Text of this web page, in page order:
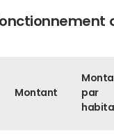
Montant
par